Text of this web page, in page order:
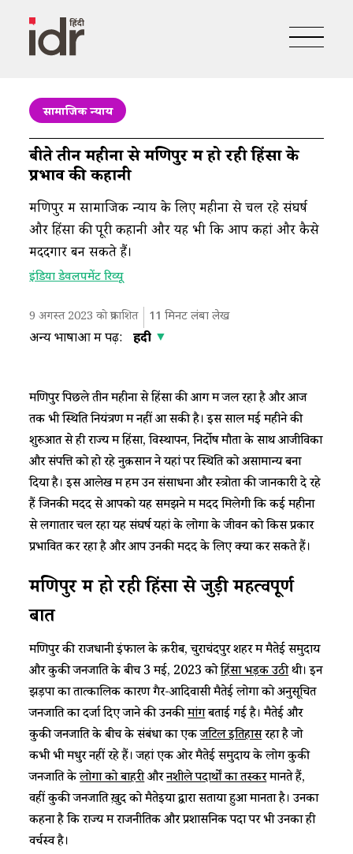
सामाजिक न्याय
बीते तीन महीनों से मणिपुर में हो रही हिंसा के
प्रभाव की कहानी
मणिपुर में सामाजिक न्याय के लिए महीनों से चल रहे संघर्ष
और हिंसा की पूरी कहानी और यह भी कि आप कहां और कैसे
मददगार बन सकते हैं।
इंडिया डेवलपमेंट रिव्यू
9 अगस्त 2023 को प्रकाशित 11 मिनट लंबा लेख
अन्य भाषाओं में पढ़ें: हिंदी
मणिपुर पिछले तीन महीनों से हिंसा की आग में जल रहा है और आज
तक भी स्थिति नियंत्रण में नहीं आ सकी है। इस साल मई महीने की
शुरुआत से ही राज्य में हिंसा, विस्थापन, निर्दोष मौतों के साथ आजीविका
और संपत्ति को हो रहे नुक़सान ने यहां पर स्थिति को असामान्य बना
दिया है। इस आलेख में हम उन संसाधनों और स्त्रोतों की जानकारी दे रहे
हैं जिनकी मदद से आपको यह समझने में मदद मिलेगी कि कई महीनों
से लगातार चल रहा यह संघर्ष यहां के लोगों के जीवन को किस प्रकार
प्रभावित कर रहा है और आप उनकी मदद के लिए क्या कर सकते हैं।
मणिपुर में हो रही हिंसा से जुड़ी महत्वपूर्ण
बातें
मणिपुर की राजधानी इंफाल के क़रीब, चुराचंदपुर शहर में मैतेई समुदाय
और कुकी जनजाति के बीच 3 मई, 2023 कोहिंसा भड़क उठीथी। इन
झड़पों का तात्कालिक कारण गैर-आदिवासी मैतेई लोगों को अनुसूचित
जनजाति का दर्जा दिए जाने की उनकीमांगबताई गई है। मैतेई और
कुकी जनजाति के बीच के संबंधों का एकजटिल इतिहासरहा है जो
कभी भी मधुर नहीं रहे हैं। जहां एक ओर मैतेई समुदाय के लोग कुकी
जनजाति केलोगों को बाहरीऔरनशीले पदार्थों का तस्करमानते हैं,
वहीं कुकी जनजाति ख़ुद को मैतेइयों द्वारा सताया हुआ मानता है। उनका
कहना है कि राज्य में राजनीतिक और प्रशासनिक पदों पर भी उनका ही
वर्चस्व है।